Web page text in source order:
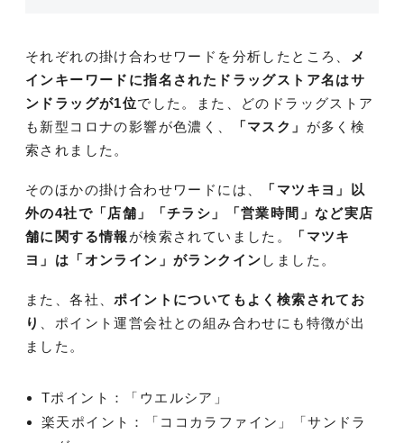
それぞれの掛け合わせワードを分析したところ、
メ
インキーワードに指名されたドラッグストア名はサ
ンドラッグが1位でした。また、どのドラッグストア
も新型コロナの影響が色濃く、
「マスク」 が多く検
索されました。
そのほかの掛け合わせワードには、
「マツキヨ」以
外の4社で「店舗」「チラシ」「営業時間」など実店
舗に関する情報 が検索されていました。
「マツキ
ヨ」は「オンライン」がランクイン しました。
また、各社、ポイントについてもよく検索されてお
り
、ポイント運営会社との組み合わせにも特徴が出
ました。
Tポイント：「ウエルシア」
楽天ポイント：「ココカラファイン」「サンドラ